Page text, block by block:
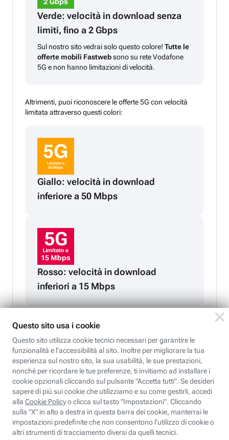
Verde: velocità in download senza
limiti, fino a 2 Gbps
Sul nostro sito vedrai solo questo colore! Tutte le
offerte mobili Fastwebsono su rete Vodafone
5G e non hanno limitazioni di velocità.
Altrimenti, puoi riconoscere le offerte 5G con velocità
limitata attraverso questi colori:
Giallo: velocità in download
inferiore a 50 Mbps
Rosso: velocità in download
inferiori a 15 Mbps
Compatibilità senza compromessi!
Goditi la velocità del 5G sul tuo smartphone o acquistane
uno nuovo: sarà già pronto per navigare al massimo della
velocità.